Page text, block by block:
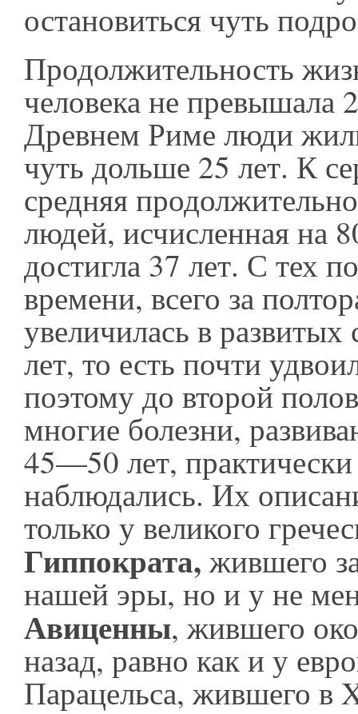
остановиться чуть
Продолжительность
человека не превышала
Древнем Риме люди
чуть дольше 25 лет. К
средняя
людей, исчисленная на
достигла 37 лет. С тех
времени, всего за
увеличилась в развитых
лет, то есть почти
поэтому до второй
многие болезни,
45—50 лет,
наблюдались. Их
только у великого
Гиппократа,жившего
нашей эры, но и у не
Авиценны, жившего
назад, равно как и у
Парацельса, жившего в